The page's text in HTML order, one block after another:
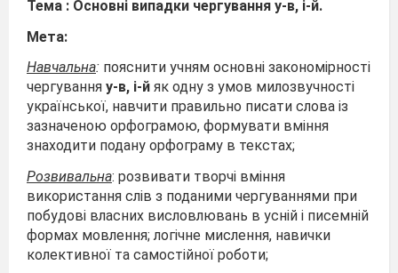
Тема : Основні випадки чергування у-в, і-й.
Мета:
Навчальна: пояснити учням основні закономірності
чергування у-в, і-й як одну з умов милозвучності
української, навчити правильно писати слова із
зазначеною орфограмою, формувати вміння
знаходити подану орфограму в текстах;
Розвивальна: розвивати творчі вміння
використання слів з поданими чергуваннями при
побудові власних висловлювань в усній і писемній
формах мовлення; логічне мислення, навички
колективної та самостійної роботи;